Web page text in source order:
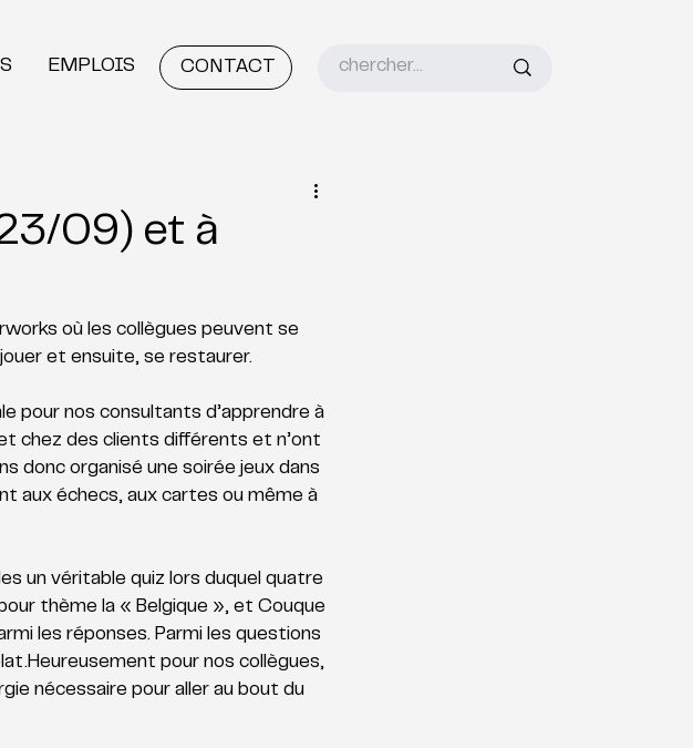
CONTACT
EMPLOIS
09) et à
où les collègues peuvent se
et ensuite, se restaurer.
pour nos consultants d’apprendre à
chez des clients différents et n’ont
donc organisé une soirée jeux dans
aux échecs, aux cartes ou même à
un véritable quiz lors duquel quatre
thème la « Belgique », et Couque
les réponses. Parmi les questions
pour nos collègues,
nécessaire pour aller au bout du